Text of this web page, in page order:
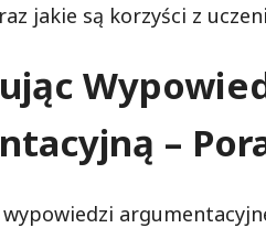
jakie są korzyści z
–